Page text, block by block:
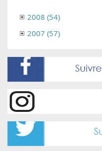
2008 (54)
2007 (57)